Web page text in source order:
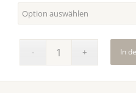
In